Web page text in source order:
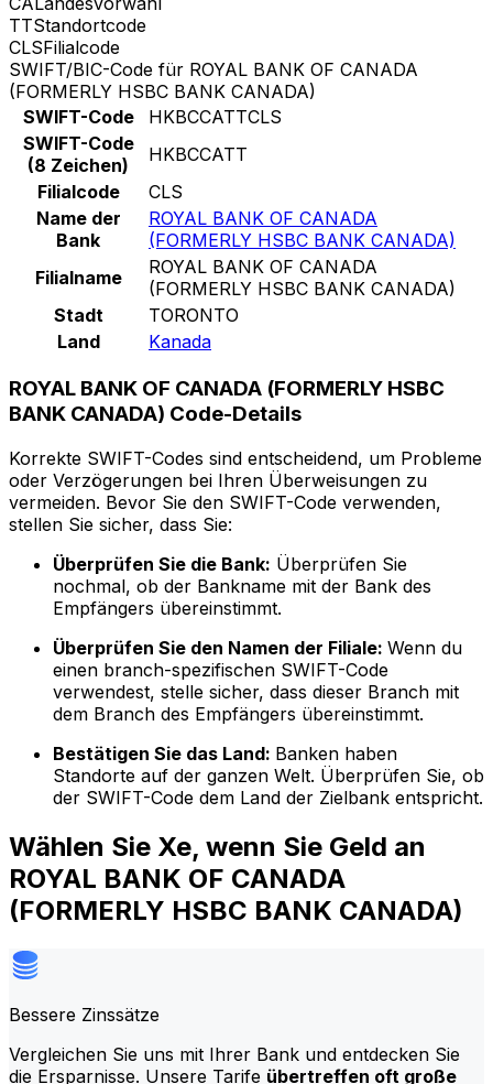
TTStandortcode
CLSFilialcode
SWIFT/BIC-Code für ROYAL BANK OF CANADA
(FORMERLY HSBC BANK CANADA)
SWIFT-Code
HKBCCATTCLS
SWIFT-Code
(8 Zeichen)
HKBCCATT
Filialcode
CLS
Name der
Bank
ROYAL BANK OF CANADA
(FORMERLY HSBC BANK CANADA)
Filialname
ROYAL BANK OF CANADA
(FORMERLY HSBC BANK CANADA)
Stadt
TORONTO
Land
Kanada
ROYAL BANK OF CANADA (FORMERLY HSBC
BANK CANADA) Code-Details
Korrekte SWIFT-Codes sind entscheidend, um Probleme
oder Verzögerungen bei Ihren Überweisungen zu
vermeiden. Bevor Sie den SWIFT-Code verwenden,
stellen Sie sicher, dass Sie:
Überprüfen Sie die Bank: Überprüfen Sie
nochmal, ob der Bankname mit der Bank des
Empfängers übereinstimmt.
Überprüfen Sie den Namen der Filiale: Wenn du
einen branch-spezifischen SWIFT-Code
verwendest, stelle sicher, dass dieser Branch mit
dem Branch des Empfängers übereinstimmt.
Bestätigen Sie das Land: Banken haben
Standorte auf der ganzen Welt. Überprüfen Sie, ob
der SWIFT-Code dem Land der Zielbank entspricht.
Wählen Sie Xe, wenn Sie Geld an
ROYAL BANK OF CANADA
(FORMERLY HSBC BANK CANADA)
Bessere Zinssätze
Vergleichen Sie uns mit Ihrer Bank und entdecken Sie
die Ersparnisse. Unsere Tarife übertreffen oft große